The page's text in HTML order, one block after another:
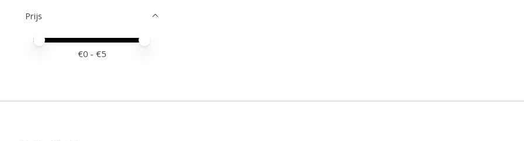
Prijs
Minimale prijswaarde
Price maximum value
€0 - €5